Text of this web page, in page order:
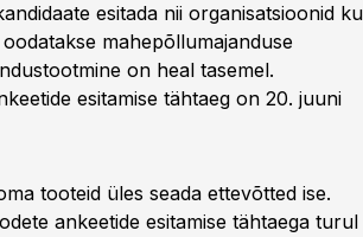
esitada nii organisatsioonid
mahepõllumajanduse
on heal tasemel.
esitamise tähtaeg on 20. juuni
tooteid üles seada ettevõtted ise.
ankeetide esitamise tähtaega turul